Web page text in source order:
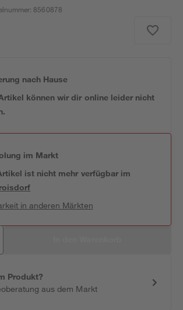
: 8560878
nach Hause
können wir dir online leider nicht
im Markt
ist nicht mehr verfügbar im
in anderen Märkten
Produkt?
aus dem Markt